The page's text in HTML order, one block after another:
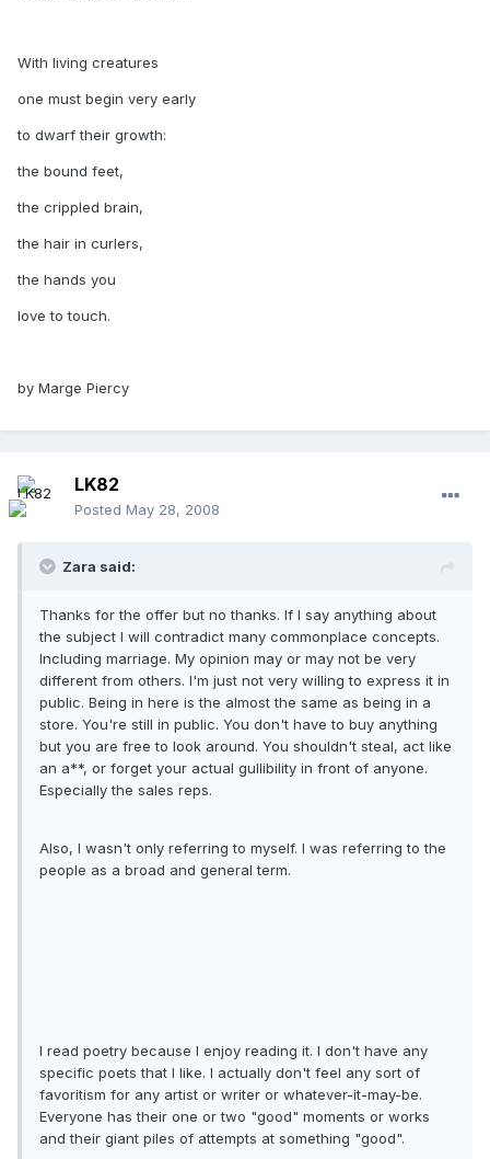
With living creatures
one must begin very early
to dwarf their growth:
the bound feet,
the crippled brain,
the hair in curlers,
the hands you
love to touch.
by Marge Piercy
LK82
Posted May 28, 2008
Zara said:
Thanks for the offer but no thanks. If I say anything about
the subject I will contradict many commonplace concepts.
Including marriage. My opinion may or may not be very
different from others. I'm just not very willing to express it in
public. Being in here is the almost the same as being in a
store. You're still in public. You don't have to buy anything
but you are free to look around. You shouldn't steal, act like
an a**, or forget your actual gullibility in front of anyone.
Especially the sales reps.
Also, I wasn't only referring to myself. I was referring to the
people as a broad and general term.
I read poetry because I enjoy reading it. I don't have any
specific poets that I like. I actually don't feel any sort of
favoritism for any artist or writer or whatever-it-may-be.
Everyone has their one or two "good" moments or works
and their giant piles of attempts at something "good".